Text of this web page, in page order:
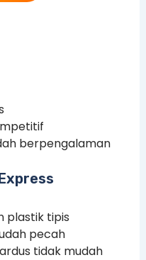
berpengalaman
plastik tipis
pecah
tidak mudah